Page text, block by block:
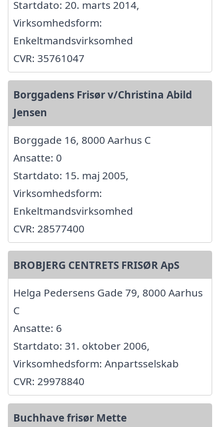
Startdato: 20. marts 2014,
Virksomhedsform:
Enkeltmandsvirksomhed
CVR: 35761047
Borggadens Frisør v/Christina Abild
Jensen
Borggade 16, 8000 Aarhus C
Ansatte: 0
Startdato: 15. maj 2005,
Virksomhedsform:
Enkeltmandsvirksomhed
CVR: 28577400
BROBJERG CENTRETS FRISØR ApS
Helga Pedersens Gade 79, 8000 Aarhus
C
Ansatte: 6
Startdato: 31. oktober 2006,
Virksomhedsform: Anpartsselskab
CVR: 29978840
Buchhave frisør Mette